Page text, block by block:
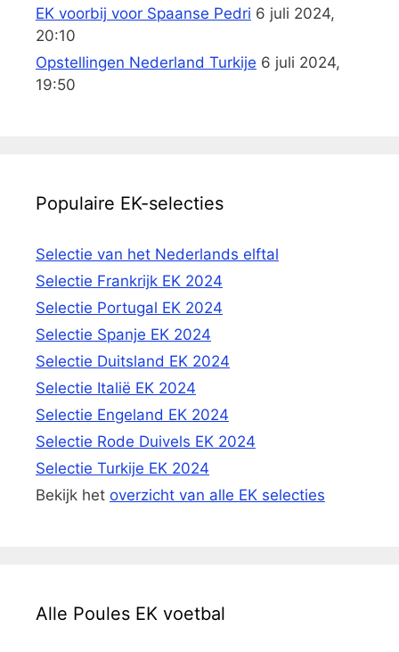
EK voorbij voor Spaanse Pedri 6 juli 2024,
20:10
Opstellingen Nederland Turkije 6 juli 2024,
19:50
Populaire EK-selecties
Selectie van het Nederlands elftal
Selectie Frankrijk EK 2024
Selectie Portugal EK 2024
Selectie Spanje EK 2024
Selectie Duitsland EK 2024
Selectie Italië EK 2024
Selectie Engeland EK 2024
Selectie Rode Duivels EK 2024
Selectie Turkije EK 2024
Bekijk het overzicht van alle EK selecties
Alle Poules EK voetbal